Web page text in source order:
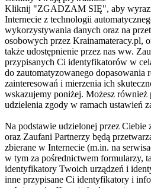
Kliknij "ZGADZAM SIĘ", aby
Internecie z technologii
wykorzystywania danych oraz na
osobowych przez Krainamateracy.pl,
także udostępnienie przez nas ww.
przypisanych Ci identyfikatorów w
do zautomatyzowanego dopasowania
zainteresowań i mierzenia ich
wskazujemy poniżej. Możesz również
udzielenia zgody w ramach ustawień
Na podstawie udzielonej przez Ciebie
oraz Zaufani Partnerzy będą
zbierane w Internecie (m.in. na
w tym za pośrednictwem formularzy,
identyfikatory Twoich urządzeń i
inne przypisane Ci identyfikatory i